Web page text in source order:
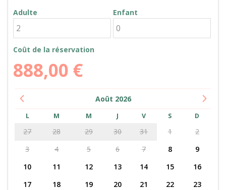
Adulte Enfant
Coût de la réservation
888,00 €
Août 2026
L M M J V S D
27 28 29 30 31 1
2
3
4 5 6 7 8
9
10
11 12 13 14 15
16
17
18 19 20 21 22
23